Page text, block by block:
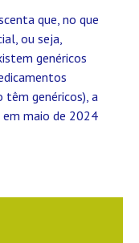
que, no que
ou seja,
genéricos
têm genéricos), a
maio de 2024